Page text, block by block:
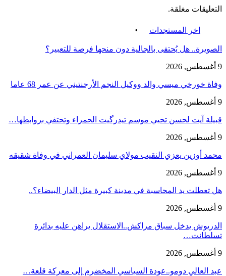
التعليقات مغلقة.
اخر المستجدات
الصويرة.. هل يُحتفى بالجالية دون منحها فرصة للتعبير؟
9 أغسطس, 2026
وفاة خورخي ميسي والد ووكيل النجم الأرجنتيني عن عمر 68 عاما
9 أغسطس, 2026
قبيلة آيت لحسن تحيي موسم تيدرگيت الحمراء وتحتفي بروابطها…
9 أغسطس, 2026
محمد أوزين يعزي النقيب مولاي سليمان العمراني في وفاة شقيقه
9 أغسطس, 2026
هل تعطلت يد المحاسبة في مدينة كبيرة مثل الدار البيضاء؟..
9 أغسطس, 2026
الدريوش يدخل سباق مراكش..الاستقلال يراهن عليه بدائرة
تسلطانت…
9 أغسطس, 2026
عبد العالي دومو..عودة السياسي المخضرم إلى معركة قلعة…